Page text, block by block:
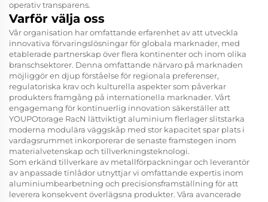
operativ transparens.
Varför välja oss
Vår organisation har omfattande erfarenhet av att utveckla
innovativa förvaringslösningar för globala marknader, med
etablerade partnerskap över flera kontinenter och inom olika
branschsektorer. Denna omfattande närvaro på marknaden
möjliggör en djup förståelse för regionala preferenser,
regulatoriska krav och kulturella aspekter som påverkar
produkters framgång på internationella marknader. Vårt
engagemang för kontinuerlig innovation säkerställer att
YOUPOtorage RacN lättviktigt aluminium flerlager slitstarka
moderna modulära väggskåp med stor kapacitet spar plats i
vardagsrummet inkorporerar de senaste framstegen inom
materialvetenskap och tillverkningsteknologi.
Som erkänd tillverkare av metallförpackningar och leverantör
av anpassade tinlådor utnyttjar vi omfattande expertis inom
aluminiumbearbetning och precisionsframställning för att
leverera konsekvent överlägsna produkter. Våra avancerade